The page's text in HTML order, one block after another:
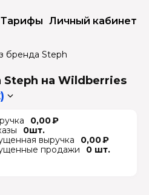
Тарифы Личный кабинет
бренда Steph
Steph на Wildberries
0,00 ₽
0шт.
выручка
0,00 ₽
продажи
0 шт.